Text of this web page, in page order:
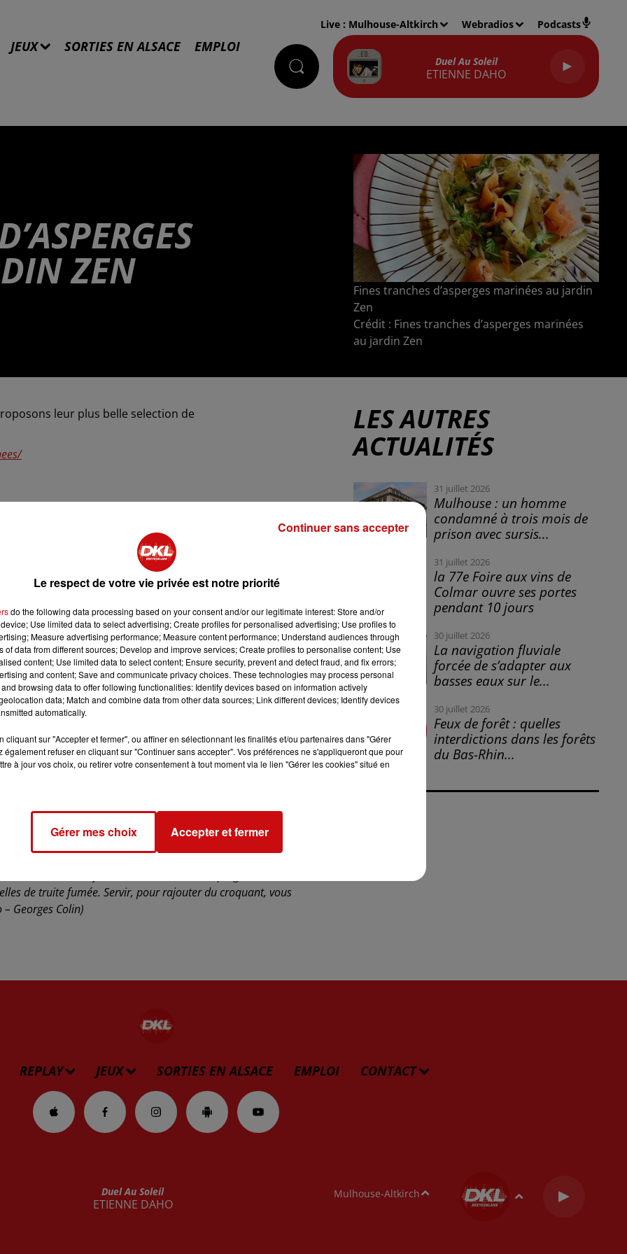
JEUX SORTIES EN ALSACE EMPLOI
Live : Mulhouse-Altkirch Webradios Podcasts
Duel Au Soleil
ETIENNE DAHO
ZEN
Fines tranches d’asperges marinées au jardin
Zen
Crédit : Fines tranches d’asperges marinées
au jardin Zen
leur plus belle selection de
d’eau bouillante salé. Contrôler la de cuisson à l’aide
Après la cuisson, stopper la cuisson dans des
d’une mandoline.
citron et le mélange jardin Zen. Assaisonner de sel et de
et les assaisonner de votre marinade jardin Zen.
et mélanger délicatement. Rectifier l’assaisonnement sel
des assiettes, rajouter sur le dessus les asperges cuites et crues
de truite fumée. Servir, pour rajouter du croquant, vous
Georges Colin)
LES AUTRES
ACTUALITÉS
31 juillet 2026
Mulhouse : un homme
condamné à trois mois de
prison avec sursis...
31 juillet 2026
la 77e Foire aux vins de
Colmar ouvre ses portes
pendant 10 jours
30 juillet 2026
La navigation fluviale
forcée de s’adapter aux
basses eaux sur le...
30 juillet 2026
Feux de forêt : quelles
interdictions dans les forêts
du Bas-Rhin...
REPLAY JEUX SORTIES EN ALSACE EMPLOI CONTACT
Duel Au Soleil
ETIENNE DAHO
Mulhouse-Altkirch
Le respect de votre vie privée est notre priorité
do the following data processing based on your consent and/or our legitimate interest: Store and/or
Use limited data to select advertising; Create profiles for personalised advertising; Use profiles to
Measure advertising performance; Measure content performance; Understand audiences through
of data from different sources; Develop and improve services; Create profiles to personalise content; Use
content; Use limited data to select content; Ensure security, prevent and detect fraud, and fix errors;
and content; Save and communicate privacy choices. These technologies may process personal
browsing data to offer following functionalities: Identify devices based on information actively
data; Match and combine data from other data sources; Link different devices; Identify devices
automatically.
cliquant sur "Accepter et fermer", ou affiner en sélectionnant les finalités et/ou partenaires dans "Gérer
également refuser en cliquant sur "Continuer sans accepter". Vos préférences ne s'appliqueront que pour
à jour vos choix, ou retirer votre consentement à tout moment via le lien "Gérer les cookies" situé en
Gérer mes choix Accepter et fermer
Continuer sans accepter